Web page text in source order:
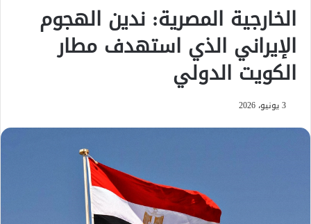
الخارجية المصرية: ندين الهجوم
الإيراني الذي استهدف مطار
الكويت الدولي
3 يونيو، 2026